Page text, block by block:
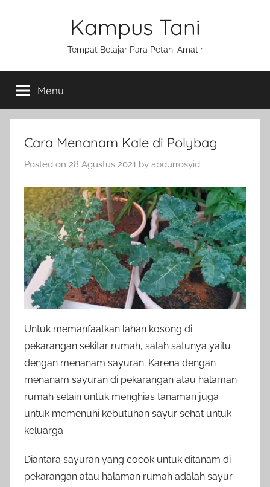
Kampus Tani
Tempat Belajar Para Petani Amatir
Menu
Cara Menanam Kale di Polybag
Posted on 28 Agustus 2021 by abdurrosyid
Untuk memanfaatkan lahan kosong di
pekarangan sekitar rumah, salah satunya yaitu
dengan menanam sayuran. Karena dengan
menanam sayuran di pekarangan atau halaman
rumah selain untuk menghias tanaman juga
untuk memenuhi kebutuhan sayur sehat untuk
keluarga.
Diantara sayuran yang cocok untuk ditanam di
pekarangan atau halaman rumah adalah sayur